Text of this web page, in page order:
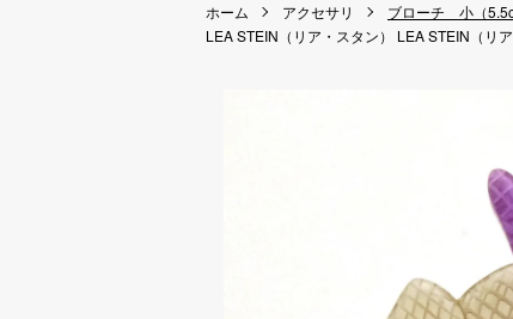
ホーム アクセサリ
ブローチ 小（
LEA STEIN（リア・スタン）
LEA STEIN（リ